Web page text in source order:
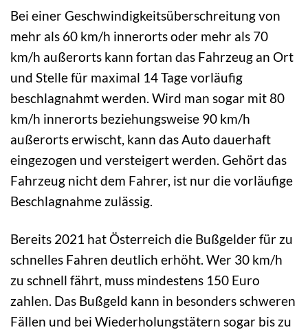
Bei einer Geschwindigkeitsüberschreitung von
mehr als 60 km/h innerorts oder mehr als 70
km/h außerorts kann fortan das Fahrzeug an Ort
und Stelle für maximal 14 Tage vorläufig
beschlagnahmt werden. Wird man sogar mit 80
km/h innerorts beziehungsweise 90 km/h
außerorts erwischt, kann das Auto dauerhaft
eingezogen und versteigert werden. Gehört das
Fahrzeug nicht dem Fahrer, ist nur die vorläufige
Beschlagnahme zulässig.
Bereits 2021 hat Österreich die Bußgelder für zu
schnelles Fahren deutlich erhöht. Wer 30 km/h
zu schnell fährt, muss mindestens 150 Euro
zahlen. Das Bußgeld kann in besonders schweren
Fällen und bei Wiederholungstätern sogar bis zu